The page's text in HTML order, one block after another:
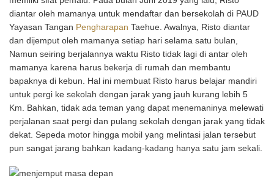
diantar oleh mamanya untuk mendaftar dan bersekolah di PAUD
Yayasan Tangan Pengharapan Taehue. Awalnya, Risto diantar
dan dijemput oleh mamanya setiap hari selama satu bulan,
Namun seiring berjalannya waktu Risto tidak lagi di antar oleh
mamanya karena harus bekerja di rumah dan membantu
bapaknya di kebun. Hal ini membuat Risto harus belajar mandiri
untuk pergi ke sekolah dengan jarak yang jauh kurang lebih 5
Km. Bahkan, tidak ada teman yang dapat menemaninya melewati
perjalanan saat pergi dan pulang sekolah dengan jarak yang tidak
dekat. Sepeda motor hingga mobil yang melintasi jalan tersebut
pun sangat jarang bahkan kadang-kadang hanya satu jam sekali.